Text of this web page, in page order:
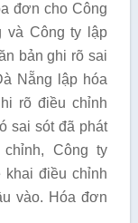
đơn cho Công
và Công ty lập
bản ghi rõ sai
Nẵng lập hóa
rõ điều chỉnh
sai sót đã phát
Công ty
điều chỉnh
vào. Hóa đơn